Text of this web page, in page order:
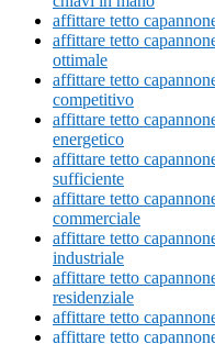
affittare tetto
affittare tetto
ottimale
affittare tetto
competitivo
affittare tetto
energetico
affittare tetto
sufficiente
affittare tetto
commerciale
affittare tetto
industriale
affittare tetto
residenziale
affittare tetto
affittare tetto